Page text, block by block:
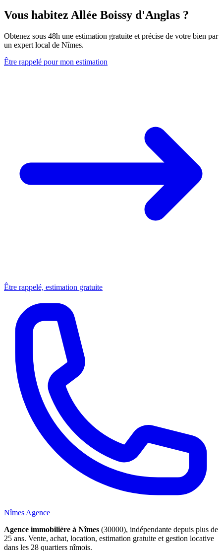
Vous habitez Allée Boissy d'Anglas ?
Obtenez sous 48h une estimation gratuite et précise de votre bien par
un expert local de Nîmes.
Être rappelé pour mon estimation
Être rappelé, estimation gratuite
Nîmes Agence
Agence immobilière à Nîmes (30000), indépendante depuis plus de
25 ans. Vente, achat, location, estimation gratuite et gestion locative
dans les 28 quartiers nîmois.